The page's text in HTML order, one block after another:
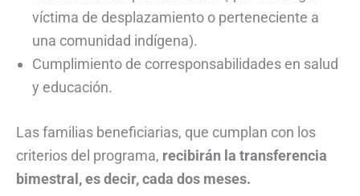
víctima de desplazamiento o perteneciente a
una comunidad indígena).
Cumplimiento de corresponsabilidades en salud
y educación.
Las familias beneficiarias, que cumplan con los
criterios del programa, recibirán la transferencia
bimestral, es decir, cada dos meses.